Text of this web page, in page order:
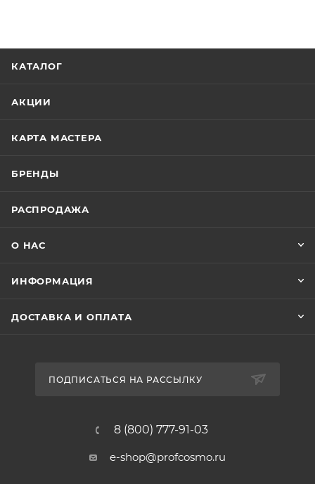
КАТАЛОГ
АКЦИИ
КАРТА МАСТЕРА
БРЕНДЫ
РАСПРОДАЖА
О НАС
ИНФОРМАЦИЯ
ДОСТАВКА И ОПЛАТА
ПОДПИСАТЬСЯ НА РАССЫЛКУ
8 (800) 777-91-03
e-shop@profcosmo.ru